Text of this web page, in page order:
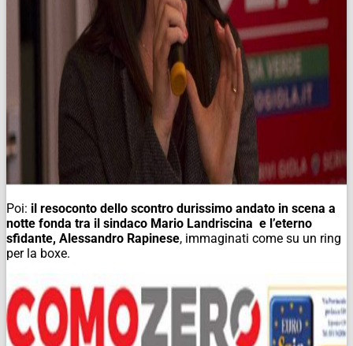
Poi: il resoconto dello scontro durissimo andato in scena a
notte fonda tra il sindaco Mario Landriscina e l’eterno
sfidante, Alessandro Rapinese, immaginati come su un ring
per la boxe.